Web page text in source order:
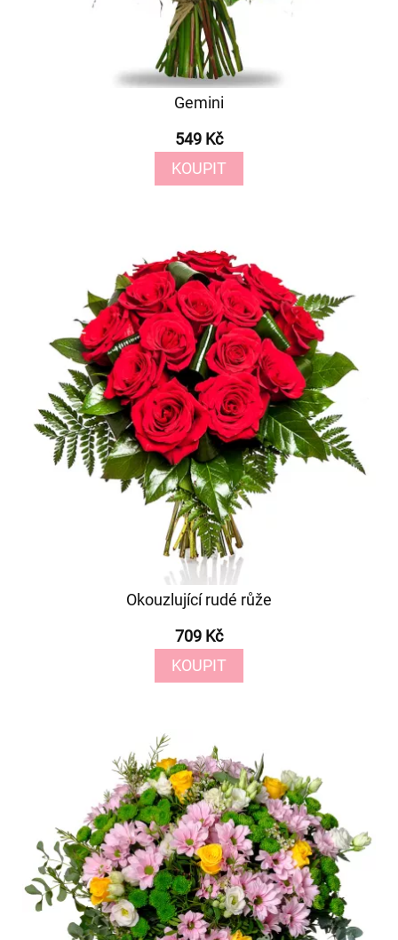
Gemini
549 Kč
KOUPIT
Okouzlující rudé růže
709 Kč
KOUPIT